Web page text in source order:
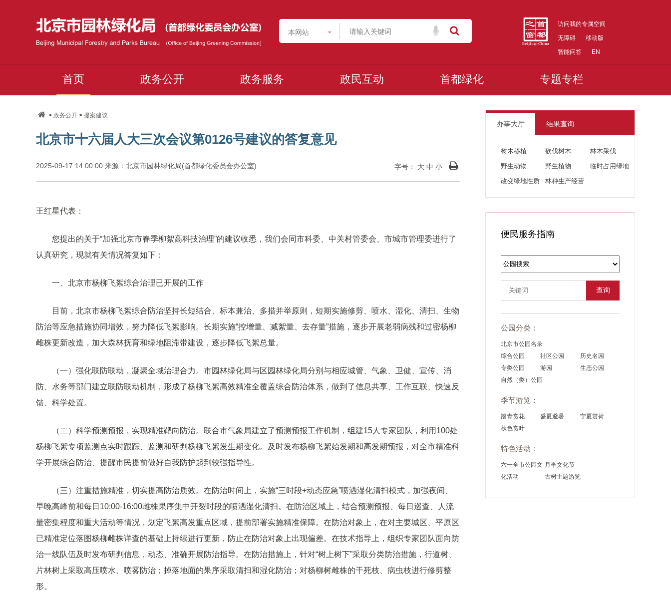
本网站
访问我的专属空间
无障碍
移动版
智能问答
EN
首页 政务公开 政务服务 政民互动 首都绿化 专题专栏
>政务公开 >提案建议
北京市十六届人大三次会议第0126号建议的答复意见
字号： 大 中 小
2025-09-17 14:00:00 来源：北京市园林绿化局(首都绿化委员会办公室)
王红星代表：
您提出的关于“加强北京市春季柳絮高科技治理”的建议收悉，我们会同市科委、中关村管委会、市城市管理委进行了
认真研究，现就有关情况答复如下：
一、北京市杨柳飞絮综合治理已开展的工作
目前，北京市杨柳飞絮综合防治坚持长短结合、标本兼治、多措并举原则，短期实施修剪、喷水、湿化、清扫、生物
防治等应急措施协同增效，努力降低飞絮影响。长期实施“控增量、减絮量、去存量”措施，逐步开展老弱病残和过密杨柳
雌株更新改造，加大森林抚育和绿地阻滞带建设，逐步降低飞絮总量。
（一）强化联防联动，凝聚全域治理合力。市园林绿化局与区园林绿化局分别与相应城管、气象、卫健、宣传、消
防、水务等部门建立联防联动机制，形成了杨柳飞絮高效精准全覆盖综合防治体系，做到了信息共享、工作互联、快速反
馈、科学处置。
（二）科学预测预报，实现精准靶向防治。联合市气象局建立了预测预报工作机制，组建15人专家团队，利用100处
杨柳飞絮专项监测点实时跟踪、监测和研判杨柳飞絮发生期变化。及时发布杨柳飞絮始发期和高发期预报，对全市精准科
学开展综合防治、提醒市民提前做好自我防护起到较强指导性。
（三）注重措施精准，切实提高防治质效。在防治时间上，实施“三时段+动态应急”喷洒湿化清扫模式，加强夜间、
早晚高峰前和每日10:00-16:00雌株果序集中开裂时段的喷洒湿化清扫。在防治区域上，结合预测预报、每日巡查、人流
量密集程度和重大活动等情况，划定飞絮高发重点区域，提前部署实施精准保障。在防治对象上，在对主要城区、平原区
已精准定位落图杨柳雌株详查的基础上持续进行更新，防止在防治对象上出现偏差。在技术指导上，组织专家团队面向防
治一线队伍及时发布研判信息，动态、准确开展防治指导。在防治措施上，针对“树上树下”采取分类防治措施，行道树、
片林树上采取高压喷水、喷雾防治；掉落地面的果序采取清扫和湿化防治；对杨柳树雌株的干死枝、病虫枝进行修剪整
形。
办事大厅 结果查询
树木移植 砍伐树木
林木采伐
野生动物
野生植物
临时占用绿地
改变绿地性质
林种生产经营
便民服务指南
查询
公园分类：
北京市公园名录
综合公园
社区公园
历史名园
专类公园
游园
生态公园
自然（类）公园
季节游览：
踏青赏花 盛夏避暑
宁夏赏荷
秋色赏叶
特色活动：
六一全市公园文
化活动
月季文化节
古树主题游览